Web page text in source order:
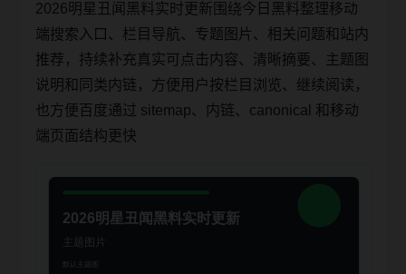
2026明星丑闻黑料实时更新围绕今日黑料整理移动
端搜索入口、栏目导航、专题图片、相关问题和站内
推荐，持续补充真实可点击内容、清晰摘要、主题图
说明和同类内链，方便用户按栏目浏览、继续阅读，
也方便百度通过 sitemap、内链、canonical 和移动
端页面结构更快